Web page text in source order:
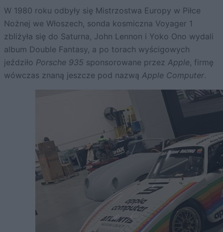
W 1980 roku odbyły się Mistrzostwa Europy w Piłce
Nożnej we Włoszech, sonda kosmiczna Voyager 1
zbliżyła się do Saturna, John Lennon i Yoko Ono wydali
album Double Fantasy, a po torach wyścigowych
jeździło Porsche 935 sponsorowane przez Apple, firmę
wówczas znaną jeszcze pod nazwą Apple Computer.